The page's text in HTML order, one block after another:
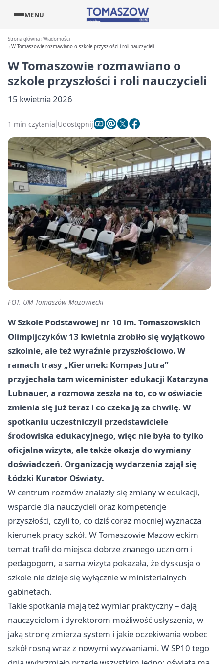
MENU
Strona główna Wiadomości
W Tomaszowie rozmawiano o szkole przyszłości i roli nauczycieli
W Tomaszowie rozmawiano o
szkole przyszłości i roli nauczycieli
15 kwietnia 2026
1 min czytania Udostępnij
FOT. UM Tomaszów Mazowiecki
W Szkole Podstawowej nr 10 im. Tomaszowskich
Olimpijczyków 13 kwietnia zrobiło się wyjątkowo
szkolnie, ale też wyraźnie przyszłościowo. W
ramach trasy „Kierunek: Kompas Jutra”
przyjechała tam wiceminister edukacji Katarzyna
Lubnauer, a rozmowa zeszła na to, co w oświacie
zmienia się już teraz i co czeka ją za chwilę. W
spotkaniu uczestniczyli przedstawiciele
środowiska edukacyjnego, więc nie była to tylko
oficjalna wizyta, ale także okazja do wymiany
doświadczeń. Organizacją wydarzenia zajął się
Łódzki Kurator Oświaty.
W centrum rozmów znalazły się zmiany w edukacji,
wsparcie dla nauczycieli oraz kompetencje
przyszłości, czyli to, co dziś coraz mocniej wyznacza
kierunek pracy szkół. W Tomaszowie Mazowieckim
temat trafił do miejsca dobrze znanego uczniom i
pedagogom, a sama wizyta pokazała, że dyskusja o
szkole nie dzieje się wyłącznie w ministerialnych
gabinetach.
Takie spotkania mają też wymiar praktyczny – dają
nauczycielom i dyrektorom możliwość usłyszenia, w
jaką stronę zmierza system i jakie oczekiwania wobec
szkół rosną wraz z nowymi wyzwaniami. W SP10 tego